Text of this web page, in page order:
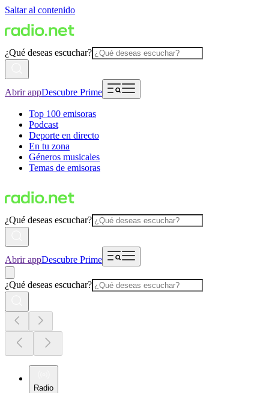
Saltar al contenido
¿Qué deseas escuchar?
Abrir appDescubre Prime
Top 100 emisoras
Podcast
Deporte en directo
En tu zona
Géneros musicales
Temas de emisoras
¿Qué deseas escuchar?
Abrir appDescubre Prime
¿Qué deseas escuchar?
Radio